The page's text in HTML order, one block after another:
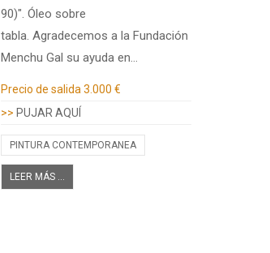
90)". Óleo sobre
tabla. Agradecemos a la Fundación
Menchu Gal su ayuda en…
Precio de salida 3.000 €
>> PUJAR AQUÍ
PINTURA CONTEMPORANEA
LEER MÁS ...